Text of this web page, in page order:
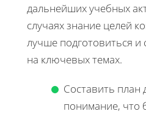
дальнейших учебных
случаях знание целей
лучше подготовиться и
на ключевых темах.
Составить план
понимание, что